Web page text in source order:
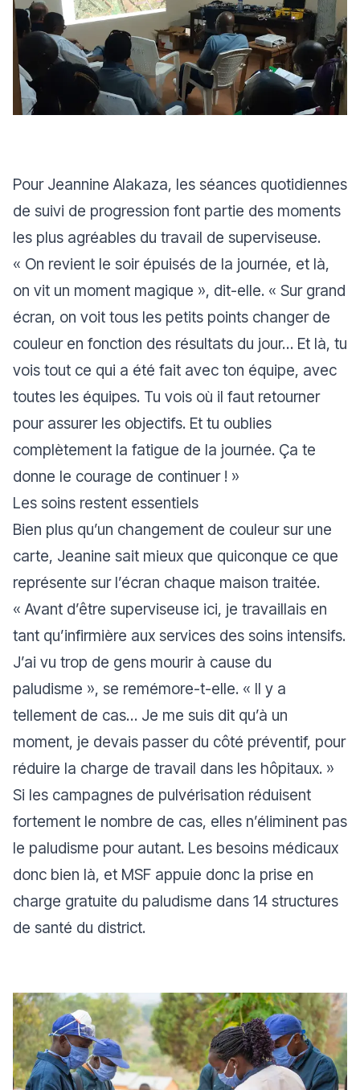
Pour Jeannine Alakaza, les séances quotidiennes
de suivi de progression font partie des moments
les plus agréables du travail de superviseuse.
« On revient le soir épuisés de la journée, et là,
on vit un moment magique », dit-elle. « Sur grand
écran, on voit tous les petits points changer de
couleur en fonction des résultats du jour… Et là, tu
vois tout ce qui a été fait avec ton équipe, avec
toutes les équipes. Tu vois où il faut retourner
pour assurer les objectifs. Et tu oublies
complètement la fatigue de la journée. Ça te
donne le courage de continuer ! »
Les soins restent essentiels
Bien plus qu’un changement de couleur sur une
carte, Jeanine sait mieux que quiconque ce que
représente sur l’écran chaque maison traitée.
«Avant d’être superviseuse ici, je travaillais en
tant qu’infirmière aux services des soins intensifs.
J’ai vu trop de gens mourir à cause du
paludisme », se remémore-t-elle. « Il y a
tellement de cas… Je me suis dit qu’à un
moment, je devais passer du côté préventif, pour
réduire la charge de travail dans les hôpitaux. »
Si les campagnes de pulvérisation réduisent
fortement le nombre de cas, elles n’éliminent pas
le paludisme pour autant. Les besoins médicaux
donc bien là, et MSF appuie donc la prise en
charge gratuite du paludisme dans 14 structures
de santé du district.